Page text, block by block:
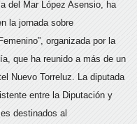
del Mar López Asensio, ha
la jornada sobre
organizada por la
que ha reunido a más de un
Nuevo Torreluz. La diputada
entre la Diputación y
destinados al